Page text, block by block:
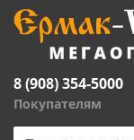
8 (908) 354-5000
Покупателям